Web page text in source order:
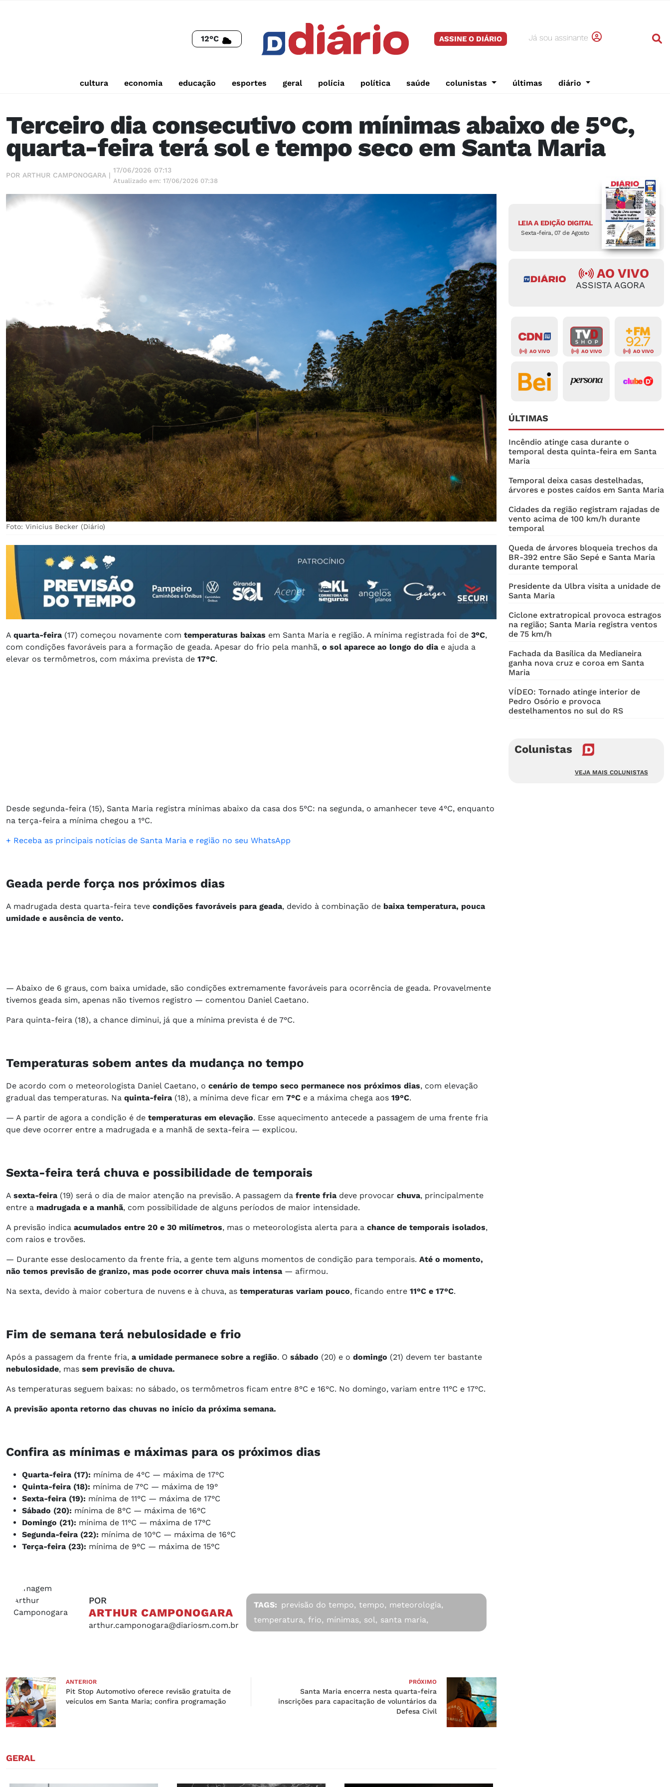
12°C ASSINE O DIÁRIO Já sou assinante
cultura economia educação esportes geral polícia política saúde colunistas últimas diário
Terceiro dia consecutivo com mínimas abaixo de 5°C,
quarta-feira terá sol e tempo seco em Santa Maria
POR ARTHUR CAMPONOGARA |
17/06/2026 07:13
Atualizado em: 17/06/2026 07:38
Foto: Vinicius Becker (Diário)
​A quarta-feira (17) começou novamente com temperaturas baixas em Santa Maria e região. A mínima registrada foi de 3°C,
com condições favoráveis para a formação de geada. Apesar do frio pela manhã, o sol aparece ao longo do dia e ajuda a
elevar os termômetros, com máxima prevista de 17°C.
Desde segunda-feira (15), Santa Maria registra mínimas abaixo da casa dos 5°C: na segunda, o amanhecer teve 4°C, enquanto
na terça-feira a mínima chegou a 1°C.
+ Receba as principais notícias de Santa Maria e região no seu WhatsApp
Geada perde força nos próximos dias
A madrugada desta quarta-feira teve condições favoráveis para geada, devido à combinação de baixa temperatura, pouca
umidade e ausência de vento.
— Abaixo de 6 graus, com baixa umidade, são condições extremamente favoráveis para ocorrência de geada. Provavelmente
tivemos geada sim, apenas não tivemos registro — comentou Daniel Caetano.
Para quinta-feira (18), a chance diminui, já que a mínima prevista é de 7°C.
Temperaturas sobem antes da mudança no tempo
De acordo com o meteorologista Daniel Caetano, o cenário de tempo seco permanece nos próximos dias, com elevação
gradual das temperaturas. Na quinta-feira (18), a mínima deve ficar em 7°C e a máxima chega aos 19°C.
— A partir de agora a condição é de temperaturas em elevação. Esse aquecimento antecede a passagem de uma frente fria
que deve ocorrer entre a madrugada e a manhã de sexta-feira — explicou.
Sexta-feira terá chuva e possibilidade de temporais
A sexta-feira (19) será o dia de maior atenção na previsão. A passagem da frente fria deve provocar chuva, principalmente
entre a madrugada e a manhã, com possibilidade de alguns períodos de maior intensidade.
A previsão indica acumulados entre 20 e 30 milímetros, mas o meteorologista alerta para a chance de temporais isolados,
com raios e trovões.
— Durante esse deslocamento da frente fria, a gente tem alguns momentos de condição para temporais. Até o momento,
não temos previsão de granizo, mas pode ocorrer chuva mais intensa — afirmou.
Na sexta, devido à maior cobertura de nuvens e à chuva, as temperaturas variam pouco, ficando entre 11°C e 17°C.
Fim de semana terá nebulosidade e frio
Após a passagem da frente fria, a umidade permanece sobre a região. O sábado (20) e o domingo (21) devem ter bastante
nebulosidade, mas sem previsão de chuva.
As temperaturas seguem baixas: no sábado, os termômetros ficam entre 8°C e 16°C. No domingo, variam entre 11°C e 17°C.
A previsão aponta retorno das chuvas no início da próxima semana.
Confira as mínimas e máximas para os próximos dias​​​​​​​
Quarta-feira (17): mínima de 4°C — máxima de 17°C
Quinta-feira (18): mínima de 7°C — máxima de 19°
Sexta-feira (19): mínima de 11°C — máxima de 17°C
Sábado (20): mínima de 8°C — máxima de 16°C
Domingo (21): mínima de 11°C — máxima de 17°C
Segunda-feira (22): mínima de 10°C — máxima de 16°C
Terça-feira (23): mínima de 9°C — máxima de 15°C
POR
ARTHUR CAMPONOGARA
arthur.camponogara@diariosm.com.br
TAGS: previsão do tempo, tempo, meteorologia,
temperatura, frio, mínimas, sol, santa maria,
ANTERIOR
Pit Stop Automotivo oferece revisão gratuita de
veículos em Santa Maria; confira programação
PRÓXIMO
Santa Maria encerra nesta quarta-feira
inscrições para capacitação de voluntários da
Defesa Civil
GERAL
LEIA A EDIÇÃO DIGITAL
Sexta-feira, 07 de Agosto
AO VIVO
ASSISTA AGORA
AO VIVO AO VIVO AO VIVO
ÚLTIMAS
Incêndio atinge casa durante o
temporal desta quinta-feira em Santa
Maria
Temporal deixa casas destelhadas,
árvores e postes caídos em Santa Maria
Cidades da região registram rajadas de
vento acima de 100 km/h durante
temporal
Queda de árvores bloqueia trechos da
BR-392 entre São Sepé e Santa Maria
durante temporal
Presidente da Ulbra visita a unidade de
Santa Maria
Ciclone extratropical provoca estragos
na região; Santa Maria registra ventos
de 75 km/h
Fachada da Basílica da Medianeira
ganha nova cruz e coroa em Santa
Maria
VÍDEO: Tornado atinge interior de
Pedro Osório e provoca
destelhamentos no sul do RS
Colunistas
VEJA MAIS COLUNISTAS